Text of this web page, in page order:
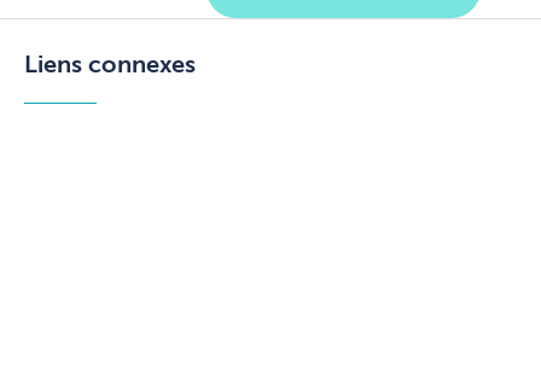
Liens connexes